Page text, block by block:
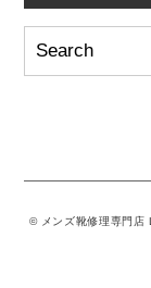
© メンズ靴修理専門店